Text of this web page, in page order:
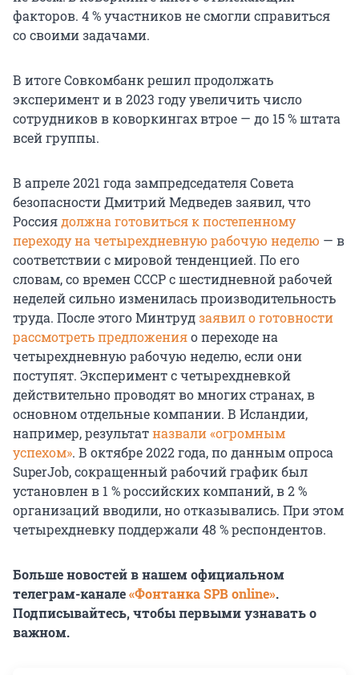
факторов. 4 % участников не смогли справиться
со своими задачами.
В итоге Совкомбанк решил продолжать
эксперимент и в 2023 году увеличить число
сотрудников в коворкингах втрое — до 15 % штата
всей группы.
В апреле 2021 года зампредседателя Совета
безопасности Дмитрий Медведев заявил, что
Россиядолжна готовиться к постепенному
переходу на четырехдневную рабочую неделю — в
соответствии с мировой тенденцией. По его
словам, со времен СССР с шестидневной рабочей
неделей сильно изменилась производительность
труда. После этого Минтрудзаявил о готовности
рассмотреть предложенияо переходе на
четырехдневную рабочую неделю, если они
поступят. Эксперимент с четырехдневкой
действительно проводят во многих странах, в
основном отдельные компании. В Исландии,
например, результатназвали «огромным
успехом». В октябре 2022 года, по данным опроса
SuperJob, сокращенный рабочий график был
установлен в 1 % российских компаний, в 2 %
организаций вводили, но отказывались. При этом
четырехдневку поддержали 48 % респондентов.
Больше новостей в нашем официальном
телеграм-канале«Фонтанка SPB online».
Подписывайтесь, чтобы первыми узнавать о
важном.